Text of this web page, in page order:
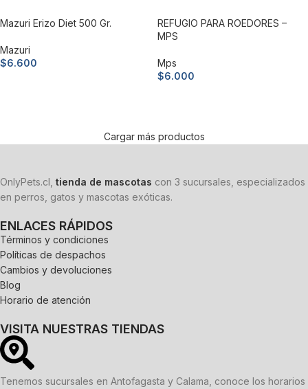
Mazuri Erizo Diet 500 Gr.
Mazuri
$6.600
REFUGIO PARA ROEDORES –
MPS
Mps
$6.000
Cargar más productos
OnlyPets.cl, tienda de mascotas con 3 sucursales, especializados
en perros, gatos y mascotas exóticas.
ENLACES RÁPIDOS
Términos y condiciones
Políticas de despachos
Cambios y devoluciones
Blog
Horario de atención
VISITA NUESTRAS TIENDAS
Tenemos sucursales en Antofagasta y Calama, conoce los horarios